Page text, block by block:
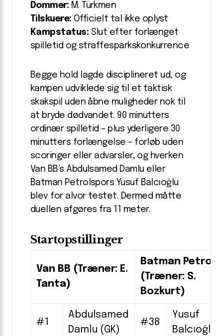
Dommer: M. Türkmen
Tilskuere: Officielt tal ikke oplyst
Kampstatus: Slut efter forlænget
spilletid og straffesparkskonkurrence
Begge hold lagde disciplineret ud, og
kampen udviklede sig til et taktisk
skakspil uden åbne muligheder nok til
at bryde dødvandet. 90 minutters
ordinær spilletid – plus yderligere 30
minutters forlængelse – forløb uden
scoringer eller advarsler, og hverken
Van BB’s Abdulsamed Damlu eller
Batman Petrolspors Yusuf Balcıoğlu
blev for alvor testet. Dermed måtte
duellen afgøres fra 11 meter.
Startopstillinger
Van BB (Træner: E.
Tanta)
Batman
(Træner: S.
Bozkurt)
#1
Abdulsamed
Damlu (GK)
#38
Yusuf
Balcıoğlu